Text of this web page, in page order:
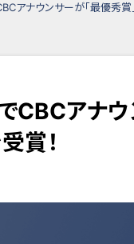
アナウンサーが「最優秀
CBCアナ
賞！